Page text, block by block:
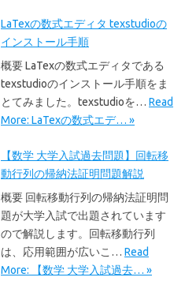
LaTexの数式エディタ texstudioの
インストール手順
概要 LaTexの数式エディタである
texstudioのインストール手順をま
とてみました。texstudioを… Read
More: LaTexの数式エデ… »
【数学 大学入試過去問題】回転移
動行列の帰納法証明問題解説
概要 回転移動行列の帰納法証明問
題が大学入試で出題されています
ので解説します。回転移動行列
は、応用範囲が広いこ… Read
More: 【数学 大学入試過去… »